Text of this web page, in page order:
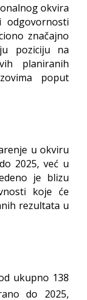
okvira
odgovornosti
značajno
poziciju na
planiranih
poput
u okviru
2025, već u
je blizu
koje će
rezultata u
ukupno 138
do 2025,